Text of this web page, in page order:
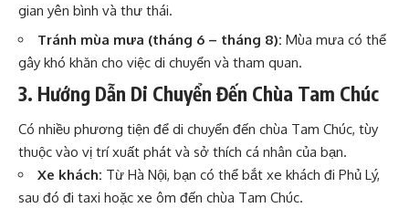
gian yên bình và thư thái.
Tránh mùa mưa (tháng 6 – tháng 8): Mùa mưa có thể
gây khó khăn cho việc di chuyển và tham quan.
3. Hướng Dẫn Di Chuyển Đến Chùa Tam Chúc
Có nhiều phương tiện để di chuyển đến chùa Tam Chúc, tùy
thuộc vào vị trí xuất phát và sở thích cá nhân của bạn.
Xe khách: Từ Hà Nội, bạn có thể bắt xe khách đi Phủ Lý,
sau đó đi taxi hoặc xe ôm đến chùa Tam Chúc.